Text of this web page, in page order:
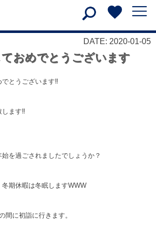
DATE: 2020-01-05
おめでとうございます
とうございます‼
ます‼
を過ごされましたでしょうか？
期休暇は冬眠しますWWW
間に初詣に行きます。